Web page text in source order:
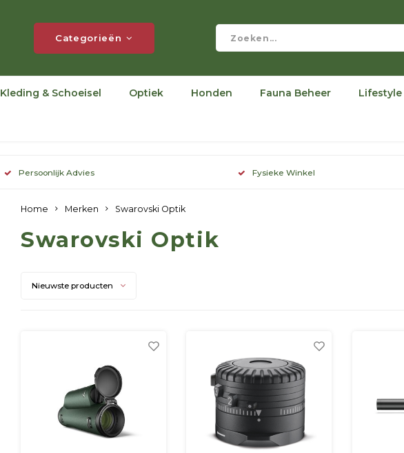
Categorieën
Kleding & Schoeisel Optiek Honden Fauna Beheer Lifestyle
Persoonlijk Advies Fysieke Winkel
Home Merken Swarovski Optik
Swarovski Optik
Nieuwste producten